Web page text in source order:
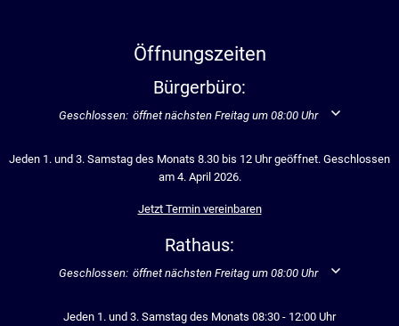
Öffnungszeiten
Bürgerbüro:
Klicken, um weitere Öffnungs- oder Schließzeiten auszublenden
Geschlossen: öffnet nächsten Freitag um 08:00 Uhr
Jeden 1. und 3. Samstag des Monats 8.30 bis 12 Uhr geöffnet. Geschlossen
am 4. April 2026.
Jetzt Termin vereinbaren
Rathaus:
Klicken, um weitere Öffnungs- oder Schließzeiten auszublenden
Geschlossen: öffnet nächsten Freitag um 08:00 Uhr
Jeden 1. und 3. Samstag des Monats 08:30 - 12:00 Uhr